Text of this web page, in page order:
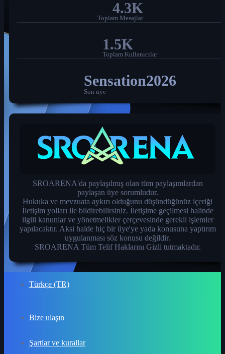
4.3K
Toplam Mesajlar
1.5K
Toplam Kullanıcılar
Sensation2026
Son üye
SROARENA'da paylaşılmış olan tüm paylaşımlardan
paylaşan üye sorumludur.
Hukuka ve mevzuata aykırı olduğunu düşündüğünüz içeriği
İletişim yolları ile bildirebilirsiniz. İletişime geçilmesi halinde
ilgili kanunlar ve yönetmelikler çerçevesinde gerekli işlemler
yapılacaktır. Aksi halde hiç bir üye'ye yada konusuna yaptırım
uygulanması söz konusu değildir.
SROARENA Tüm Telif Haklarını Gizli tutmaktadır.
Türkçe (TR)
Bize ulaşın
Şartlar ve kurallar